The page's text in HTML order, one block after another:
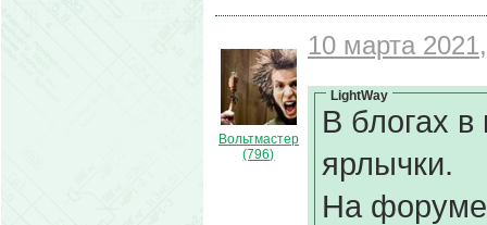
Вольтмастер
(796)
10 марта
LightWay
В блогах в
ярлычки.
На форуме